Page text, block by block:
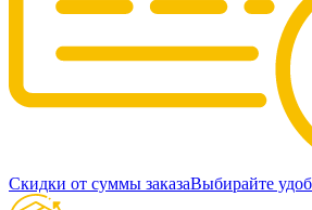
Скидки от суммы заказаВыбирайте